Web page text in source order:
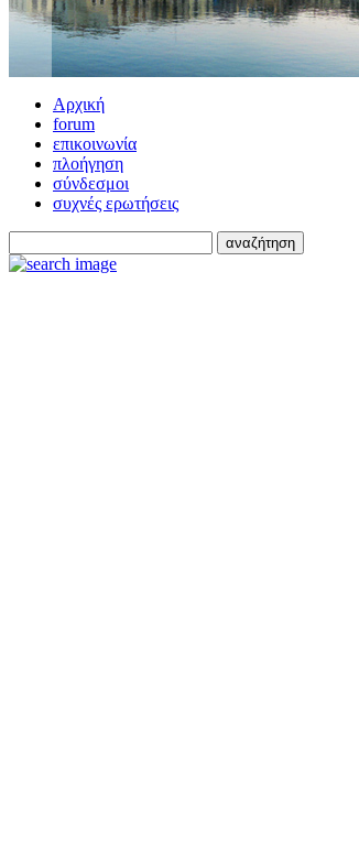
Αρχική
forum
επικοινωνία
πλοήγηση
σύνδεσμοι
συχνές ερωτήσεις